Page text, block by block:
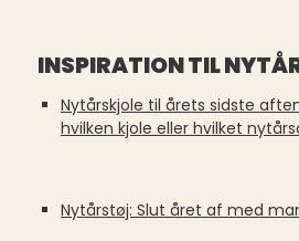
INSPIRATION TIL
Nytårskjole til årets sidste
hvilken kjole eller hvilket
Nytårstøj: Slut året af med